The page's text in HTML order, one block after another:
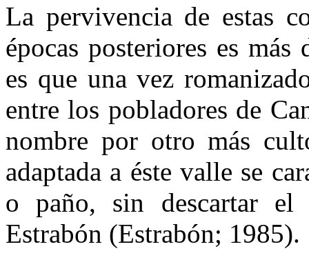
La pervivencia de estas
épocas posteriores es
es que una vez
entre los pobladores de
nombre por otro más
adaptada a éste valle se
o paño, sin descartar el
Estrabón (Estrabón; 1985).